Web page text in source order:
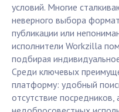
условий. Многие
неверного выбора
публикации или
исполнители Workzilla
подбирая
Среди ключевых
платформу: удобный
отсутствие